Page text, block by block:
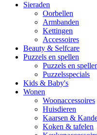
Sieraden
Oorbellen
Armbanden
Kettingen
Accessoires
Beauty & Selfcare
Puzzels en spellen
Puzzels en
Puzzelsspecials
Kids & Baby's
Wonen
Woonaccessoires
Huisdieren
Kaarsen &
Koken & tafelen